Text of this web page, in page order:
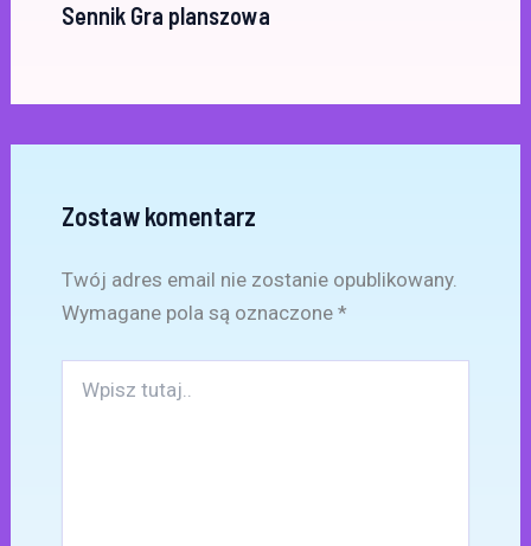
Sennik Gra planszowa
Zostaw komentarz
Twój adres email nie zostanie opublikowany.
Wymagane pola są oznaczone *
tutaj..